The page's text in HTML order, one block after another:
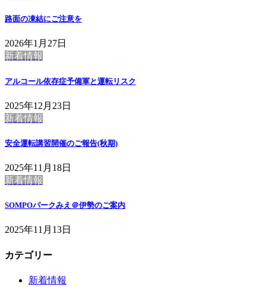
路面の凍結にご注意を
2026年1月27日
新着情報
アルコール依存症予備軍と運転リスク
2025年12月23日
新着情報
安全運転講習開催のご報告(秋期)
2025年11月18日
新着情報
SOMPOパークみえ＠伊勢のご案内
2025年11月13日
カテゴリー
新着情報